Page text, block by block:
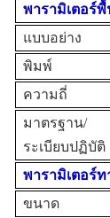
พารามิเตอร์
แบบอย่าง
พิมพ์
ความถี่
มาตรฐาน/
ระเบียบปฏิบัติ
พารามิเตอร์
ขนาด